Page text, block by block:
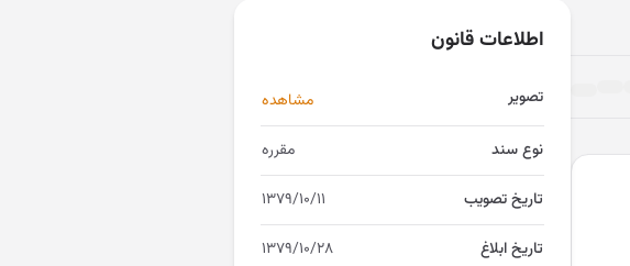
اطلاعات قانون
تصویر مشاهده
نوع سند مقرره
تاریخ تصویب ۱۳۷۹/۱۰/۱۱
تاریخ ابلاغ ۱۳۷۹/۱۰/۲۸